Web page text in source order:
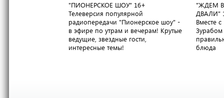
"ПИОНЕРСКОЕ ШОУ" 16+
Телеверсия популярной
радиопередачи "Пионерское шоу" -
в эфире по утрам и вечерам! Крутые
ведущие, звездные гости,
интересные темы!
"ЖДЕМ
ДВАЛИ"
Вместе
Зурабом
блюда